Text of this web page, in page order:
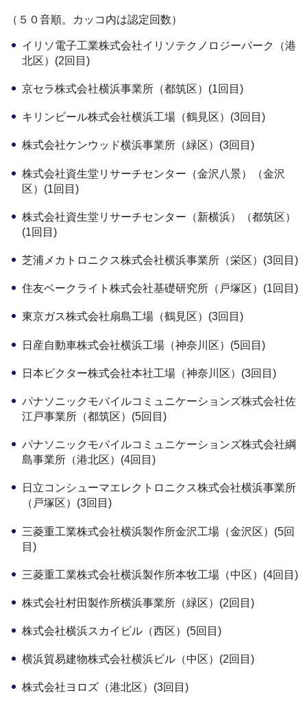
（５０音順。カッコ内は認定回数）
イリソ電子工業株式会社イリソテクノロジーパーク（港
北区）(2回目)
京セラ株式会社横浜事業所（都筑区）(1回目)
キリンビール株式会社横浜工場（鶴見区）(3回目)
株式会社ケンウッド横浜事業所（緑区）(3回目)
株式会社資生堂リサーチセンター（金沢八景）（金沢
区）(1回目)
株式会社資生堂リサーチセンター（新横浜）（都筑区）
(1回目)
芝浦メカトロニクス株式会社横浜事業所（栄区）(3回目)
住友ベークライト株式会社基礎研究所（戸塚区）(1回目)
東京ガス株式会社扇島工場（鶴見区）(3回目)
日産自動車株式会社横浜工場（神奈川区）(5回目)
日本ビクター株式会社本社工場（神奈川区）(3回目)
パナソニックモバイルコミュニケーションズ株式会社佐
江戸事業所（都筑区）(5回目)
パナソニックモバイルコミュニケーションズ株式会社綱
島事業所（港北区）(4回目)
日立コンシューマエレクトロニクス株式会社横浜事業所
（戸塚区）(3回目)
三菱重工業株式会社横浜製作所金沢工場（金沢区）(5回
目)
三菱重工業株式会社横浜製作所本牧工場（中区）(4回目)
株式会社村田製作所横浜事業所（緑区）(2回目)
株式会社横浜スカイビル（西区）(5回目)
横浜貿易建物株式会社横浜ビル（中区）(2回目)
株式会社ヨロズ（港北区）(3回目)